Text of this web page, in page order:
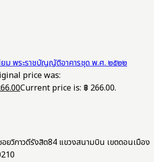
ม พระราชบัญญัติอาคารชุด พ.ศ. ๒๕๒๒
price was:
Current price is: ฿ 266.00.
ยวิภาวดีรังสิต84 แขวงสนามบิน เขตดอนเมือง